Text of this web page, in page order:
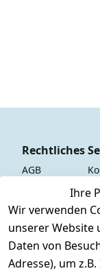
Ihre
Wir verwenden
unserer Website
Daten von
Adresse), um
Rechtliches
AGB
Impressum
Datenschutze
rklärung
Barrierefreihe
itserklärung
n